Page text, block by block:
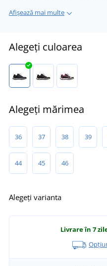
Afișează mai multe
Alegeți culoarea
Alegeți mărimea
36 37 38 39
44 45 46
Alegeți varianta
Livrare în 7